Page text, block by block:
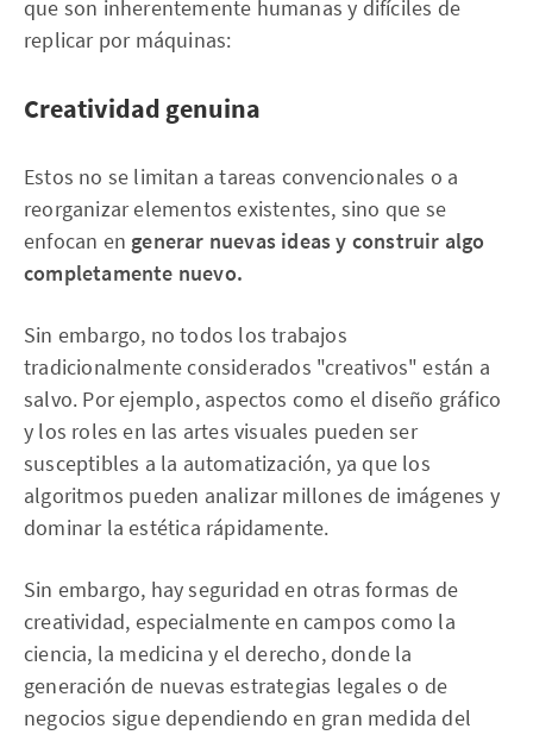
que son inherentemente humanas y difíciles de
replicar por máquinas:
Creatividad genuina
Estos no se limitan a tareas convencionales o a
reorganizar elementos existentes, sino que se
enfocan en generar nuevas ideas y construir algo
completamente nuevo.
Sin embargo, no todos los trabajos
tradicionalmente considerados "creativos" están a
salvo. Por ejemplo, aspectos como el diseño gráfico
y los roles en las artes visuales pueden ser
susceptibles a la automatización, ya que los
algoritmos pueden analizar millones de imágenes y
dominar la estética rápidamente.
Sin embargo, hay seguridad en otras formas de
creatividad, especialmente en campos como la
ciencia, la medicina y el derecho, donde la
generación de nuevas estrategias legales o de
negocios sigue dependiendo en gran medida del